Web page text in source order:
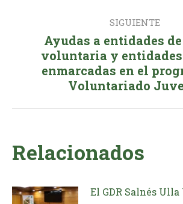
SIGUIENTE
siguiente:
Ayudas a entidades
voluntaria y
enmarcadas en el
Voluntariado
Relacionados
El GDR Salnés